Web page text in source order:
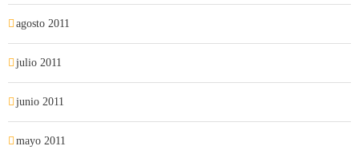
agosto 2011
julio 2011
junio 2011
mayo 2011